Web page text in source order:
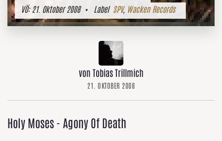
VÖ:21. Oktober 2008• Label SPV, Wacken Records
von Tobias Trillmich
21. OKTOBER 2008
Holy Moses - Agony Of Death